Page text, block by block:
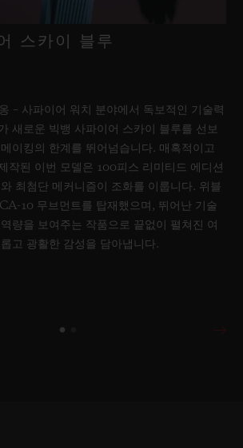
스카이 블루
– 사파이어 워치 분야에서 독보적인 기술력
새로운 빅뱅 사파이어 스카이 블루를 선보
이킹의 한계를 뛰어넘습니다. 매혹적이고
작된 이번 모델은 100피스 리미티드 에디션
최첨단 메커니즘이 조화를 이룹니다. 위블
10 무브먼트를 탑재했으며, 뛰어난 기술
량을 보여주는 작품으로 끝없이 펼쳐진 여
고 광활한 감성을 담아냅니다.